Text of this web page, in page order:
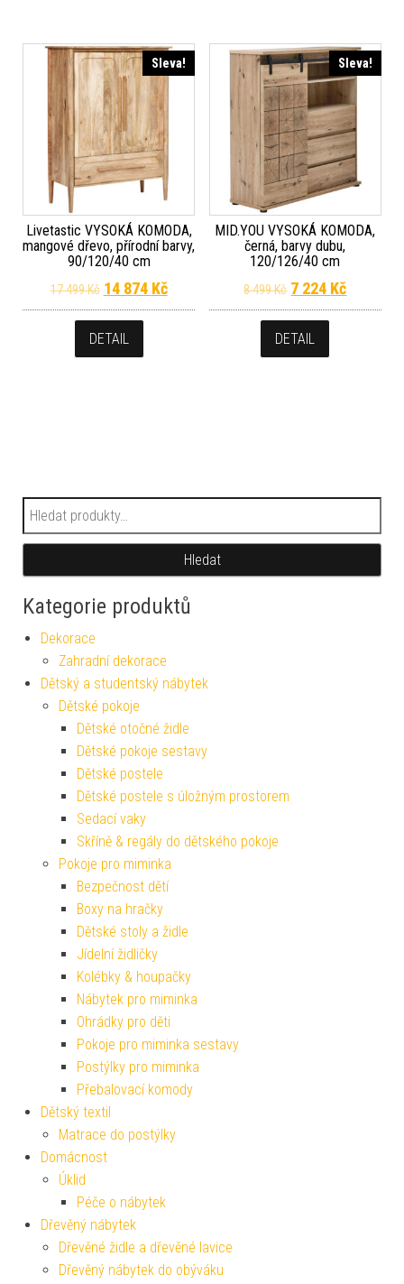
Sleva!
Livetastic VYSOKÁ KOMODA,
mangové dřevo, přírodní barvy,
90/120/40 cm
17 499Kč Původní cena byla: 17 499 Kč.
14 874 KčAktuální cena je: 14 874 Kč.
DETAIL
Sleva!
MID.YOU VYSOKÁ KOMODA,
černá, barvy dubu,
120/126/40 cm
8 499Kč Původní cena
7 224 KčAktuální
DETAIL
Hledat:
Hledat
Kategorie produktů
Dekorace
Zahradní dekorace
Dětský a studentský nábytek
Dětské pokoje
Dětské otočné židle
Dětské pokoje sestavy
Dětské postele
Dětské postele s úložným prostorem
Sedací vaky
Skříně & regály do dětského pokoje
Pokoje pro miminka
Bezpečnost dětí
Boxy na hračky
Dětské stoly a židle
Jídelní židličky
Kolébky & houpačky
Nábytek pro miminka
Ohrádky pro děti
Pokoje pro miminka sestavy
Postýlky pro miminka
Přebalovací komody
Dětský textil
Matrace do postýlky
Domácnost
Úklid
Péče o nábytek
Dřevěný nábytek
Dřevěné židle a dřevěné lavice
Dřevěný nábytek do obýváku